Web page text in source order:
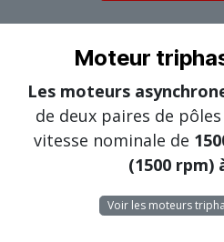
Moteur
Les moteurs
de deux paires de
vitesse nominale de
(1500 rpm)
Voir les moteurs